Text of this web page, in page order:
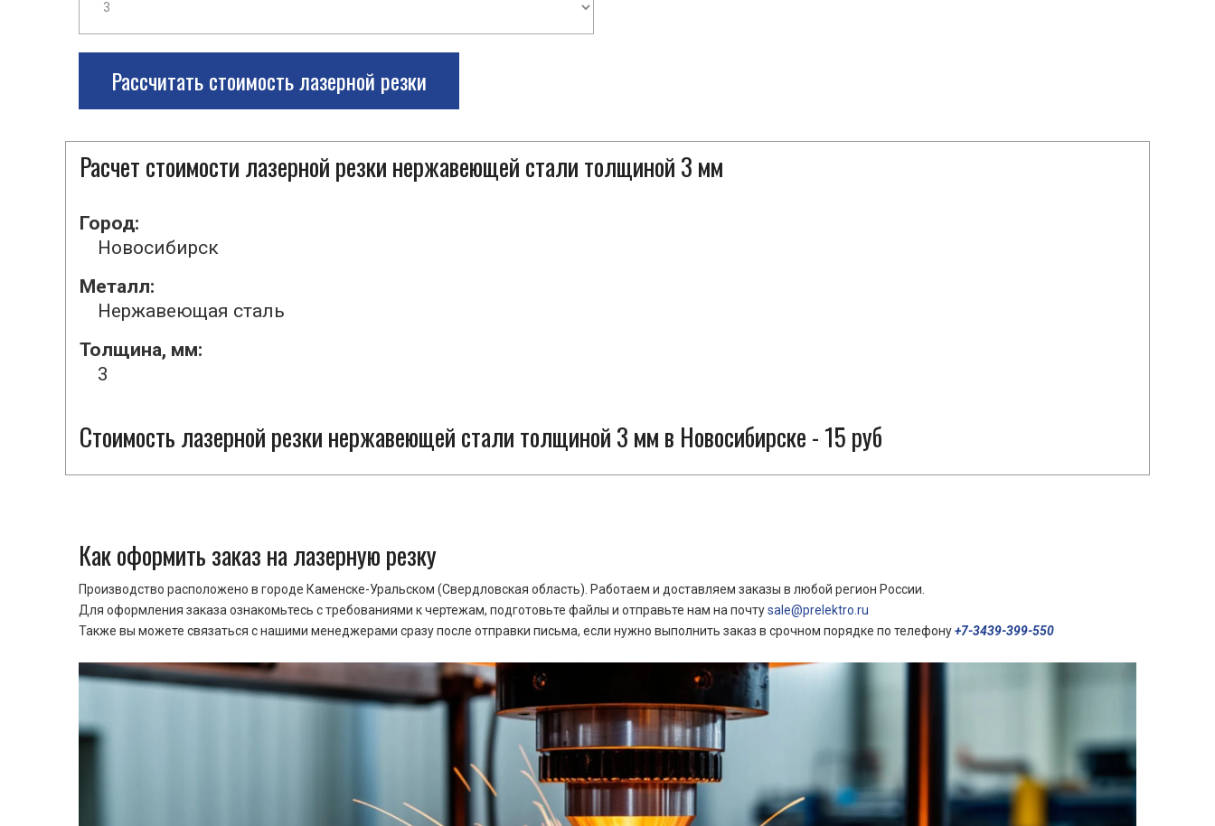
Рассчитать стоимость лазерной резки
Расчет стоимости лазерной резки нержавеющей стали толщиной 3 мм
Город:
Новосибирск
Металл:
Нержавеющая сталь
Толщина, мм:
3
Стоимость лазерной резки нержавеющей стали толщиной 3 мм в Новосибирске - 15 руб
Как оформить заказ на лазерную резку
Производство расположено в городе Каменске-Уральском (Свердловская область). Работаем и доставляем заказы в любой регион России.
Для оформления заказа ознакомьтесь с требованиями к чертежам, подготовьте файлы и отправьте нам на почтуsale@prelektro.ru
Также вы можете связаться с нашими менеджерами сразу после отправки письма, если нужно выполнить заказ в срочном порядке по телефону+7-3439-399-550